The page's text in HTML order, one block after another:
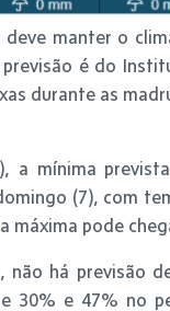
deve manter o
é do
durante as
a mínima
(7), com
máxima pode
não há previsão
30% e 47% no